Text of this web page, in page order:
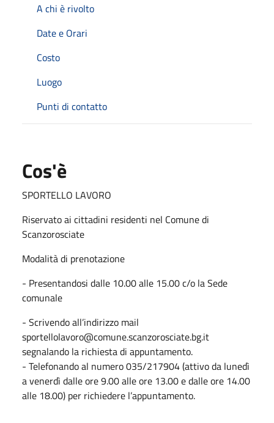
A chi è rivolto
Date e Orari
Costo
Luogo
Punti di contatto
Cos'è
SPORTELLO LAVORO
Riservato ai cittadini residenti nel Comune di
Scanzorosciate
Modalità di prenotazione
- Presentandosi dalle 10.00 alle 15.00 c/o la Sede
comunale
- Scrivendo all’indirizzo mail
sportellolavoro@comune.scanzorosciate.bg.it
segnalando la richiesta di appuntamento.
- Telefonando al numero 035/217904 (attivo da lunedì
a venerdì dalle ore 9.00 alle ore 13.00 e dalle ore 14.00
alle 18.00) per richiedere l’appuntamento.